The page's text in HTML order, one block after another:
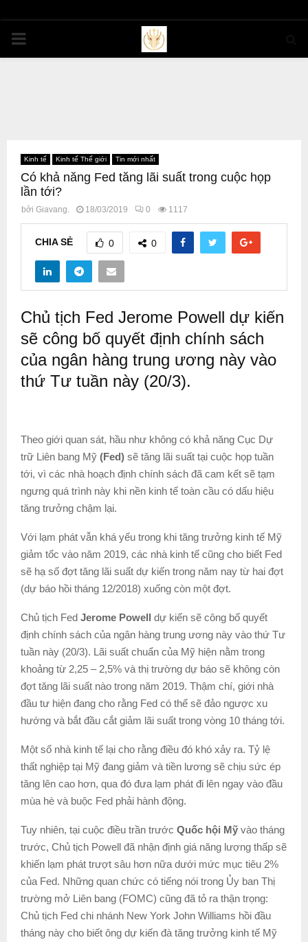
PRIMARY
Kinh tế Kinh tế Thế giới Tin mới nhất
Có khả năng Fed tăng lãi suất trong cuộc họp
lần tới?
bởi Giavang. 18/03/2019 0 1117
CHIA SẺ 0 0
Chủ tịch Fed Jerome Powell dự kiến
sẽ công bố quyết định chính sách
của ngân hàng trung ương này vào
thứ Tư tuần này (20/3).
Theo giới quan sát, hầu như không có khả năng Cục Dự
trữ Liên bang Mỹ (Fed) sẽ tăng lãi suất tại cuộc họp tuần
tới, vì các nhà hoạch định chính sách đã cam kết sẽ tạm
ngưng quá trình này khi nền kinh tế toàn cầu có dấu hiệu
tăng trưởng chậm lại.
Với lạm phát vẫn khá yếu trong khi tăng trưởng kinh tế Mỹ
giảm tốc vào năm 2019, các nhà kinh tế cũng cho biết Fed
sẽ hạ số đợt tăng lãi suất dự kiến trong năm nay từ hai đợt
(dự báo hồi tháng 12/2018) xuống còn một đợt.
Chủ tịch Fed Jerome Powell dự kiến sẽ công bố quyết
định chính sách của ngân hàng trung ương này vào thứ Tư
tuần này (20/3). Lãi suất chuẩn của Mỹ hiện nằm trong
khoảng từ 2,25 – 2,5% và thị trường dự báo sẽ không còn
đợt tăng lãi suất nào trong năm 2019. Thậm chí, giới nhà
đầu tư hiện đang cho rằng Fed có thể sẽ đảo ngược xu
hướng và bắt đầu cắt giảm lãi suất trong vòng 10 tháng tới.
Một số nhà kinh tế lại cho rằng điều đó khó xảy ra. Tỷ lệ
thất nghiệp tại Mỹ đang giảm và tiền lương sẽ chịu sức ép
tăng lên cao hơn, qua đó đưa lạm phát đi lên ngay vào đầu
mùa hè và buộc Fed phải hành động.
Tuy nhiên, tại cuộc điều trần trước Quốc hội Mỹ vào tháng
trước, Chủ tịch Powell đã nhận định giá năng lượng thấp sẽ
khiến lạm phát trượt sâu hơn nữa dưới mức mục tiêu 2%
của Fed. Những quan chức có tiếng nói trong Ủy ban Thị
trường mở Liên bang (FOMC) cũng đã tỏ ra thận trọng:
Chủ tịch Fed chi nhánh New York John Williams hồi đầu
tháng này cho biết ông dự kiến đà tăng trưởng kinh tế Mỹ